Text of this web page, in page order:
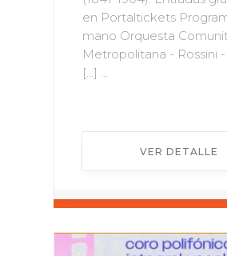
en Portaltickets
mano Orquesta
Metropolitana - Rossini
[…] ...
VER DETALLE